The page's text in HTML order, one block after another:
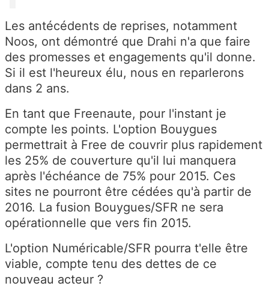
Les antécédents de reprises, notamment
Noos, ont démontré que Drahi n'a que faire
des promesses et engagements qu'il donne.
Si il est l'heureux élu, nous en reparlerons
dans 2 ans.
En tant que Freenaute, pour l'instant je
compte les points. L'option Bouygues
permettrait à Free de couvrir plus rapidement
les 25% de couverture qu'il lui manquera
après l'échéance de 75% pour 2015. Ces
sites ne pourront être cédées qu'à partir de
2016. La fusion Bouygues/SFR ne sera
opérationnelle que vers fin 2015.
L'option Numéricable/SFR pourra t'elle être
viable, compte tenu des dettes de ce
nouveau acteur ?